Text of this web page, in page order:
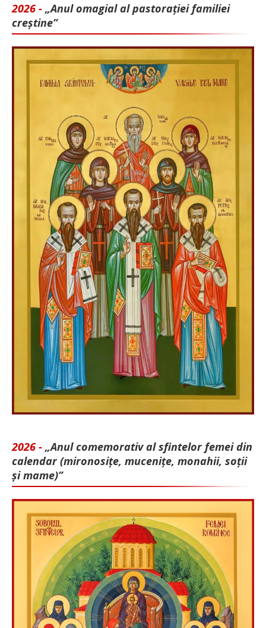
2026 - „Anul omagial al pastorației familiei
creștine”
2026 - „Anul comemorativ al sfintelor femei din
calendar (mironosițe, mu­cenițe, monahii, soții
și mame)”